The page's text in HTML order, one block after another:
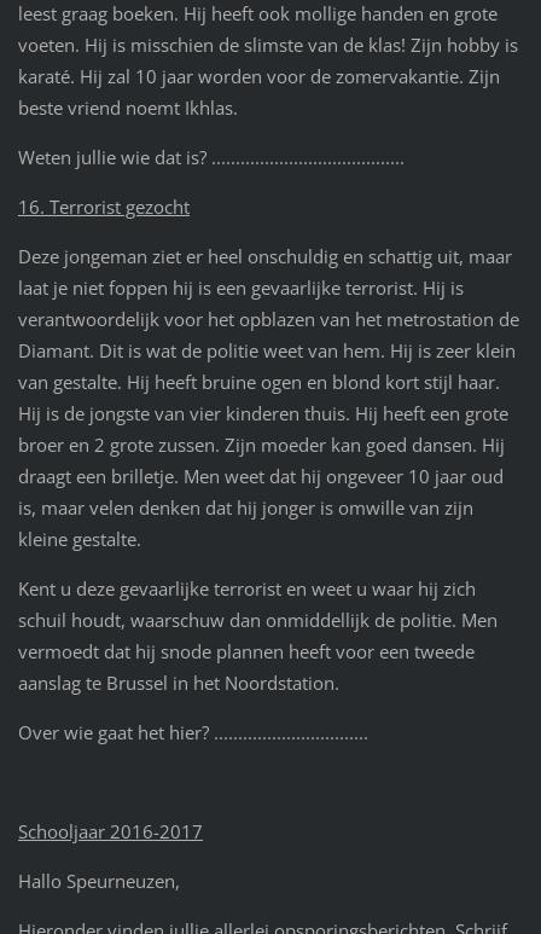
leest graag boeken. Hij heeft ook mollige handen en grote
voeten. Hij is misschien de slimste van de klas! Zijn hobby is
karaté. Hij zal 10 jaar worden voor de zomervakantie. Zijn
beste vriend noemt Ikhlas.
Weten jullie wie dat is? ........................................
16. Terrorist gezocht
Deze jongeman ziet er heel onschuldig en schattig uit, maar
laat je niet foppen hij is een gevaarlijke terrorist. Hij is
verantwoordelijk voor het opblazen van het metrostation de
Diamant. Dit is wat de politie weet van hem. Hij is zeer klein
van gestalte. Hij heeft bruine ogen en blond kort stijl haar.
Hij is de jongste van vier kinderen thuis. Hij heeft een grote
broer en 2 grote zussen. Zijn moeder kan goed dansen. Hij
draagt een brilletje. Men weet dat hij ongeveer 10 jaar oud
is, maar velen denken dat hij jonger is omwille van zijn
kleine gestalte.
Kent u deze gevaarlijke terrorist en weet u waar hij zich
schuil houdt, waarschuw dan onmiddellijk de politie. Men
vermoedt dat hij snode plannen heeft voor een tweede
aanslag te Brussel in het Noordstation.
Over wie gaat het hier? ................................
Schooljaar 2016-2017
Hallo Speurneuzen,